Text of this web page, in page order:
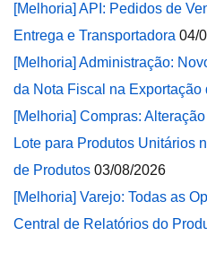
[Melhoria] API: Pedidos de
Entrega e Transportadora 04/
[Melhoria] Administração:
da Nota Fiscal na Exportação
[Melhoria] Compras:
Lote para Produtos Unitários
de Produtos 03/08/2026
[Melhoria] Varejo: Todas as
Central de Relatórios do